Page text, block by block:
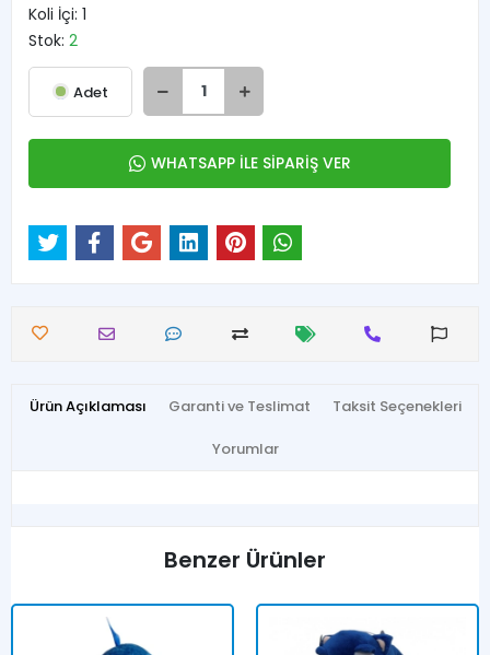
Koli İçi: 1
Stok: 2
Adet
WHATSAPP İLE SİPARİŞ VER
Ürün Açıklaması Garanti ve Teslimat Taksit Seçenekleri
Yorumlar
Benzer Ürünler